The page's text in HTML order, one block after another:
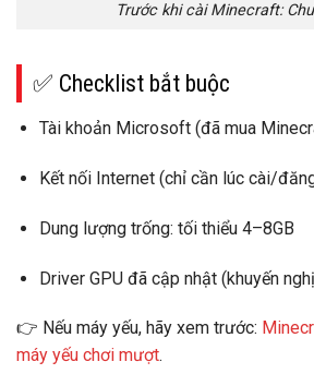
Trước khi cài Minecraft:
✅ Checklist bắt buộc
Tài khoản Microsoft(đã mua
Kết nối Internet(chỉ cần lúc cài/
Dung lượng trống: tối thiểu 4–8GB
Driver GPUđã cập nhật (khuyến
👉 Nếu máy yếu, hãy xem trước:
máy yếu chơi mượt.